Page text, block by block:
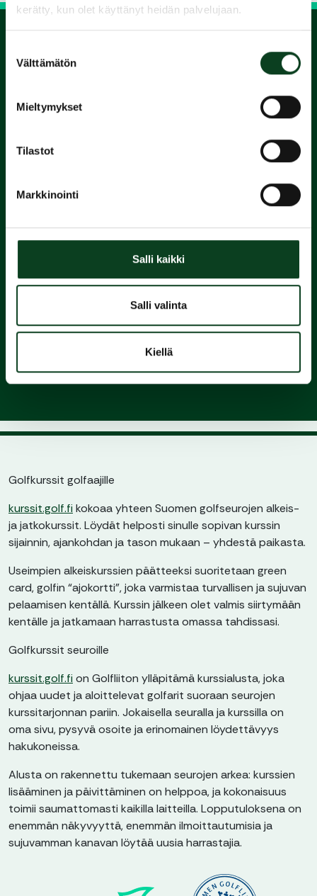
kerätty, kun olet käyttänyt heidän palvelujaan.
valinta
Välttämätön
Mieltymykset
Tilastot
Markkinointi
Salli kaikki
Salli valinta
Kiellä
1.
Varaa
Green Card
3.
Liity
seuraan ja nauti pelaamisesta
Golfkurssit golfaajille
kurssit.golf.fi kokoaa yhteen Suomen golfseurojen alkeis-
ja jatkokurssit. Löydät helposti sinulle sopivan kurssin
sijainnin, ajankohdan ja tason mukaan – yhdestä paikasta.
Useimpien alkeiskurssien päätteeksi suoritetaan green
card, golfin “ajokortti”, joka varmistaa turvallisen ja sujuvan
pelaamisen kentällä. Kurssin jälkeen olet valmis siirtymään
kentälle ja jatkamaan harrastusta omassa tahdissasi.
Golfkurssit seuroille
kurssit.golf.fi on Golfliiton ylläpitämä kurssialusta, joka
ohjaa uudet ja aloittelevat golfarit suoraan seurojen
kurssitarjonnan pariin. Jokaisella seuralla ja kurssilla on
oma sivu, pysyvä osoite ja erinomainen löydettävyys
hakukoneissa.
Alusta on rakennettu tukemaan seurojen arkea: kurssien
lisääminen ja päivittäminen on helppoa, ja kokonaisuus
toimii saumattomasti kaikilla laitteilla. Lopputuloksena on
enemmän näkyvyyttä, enemmän ilmoittautumisia ja
sujuvamman kanavan löytää uusia harrastajia.